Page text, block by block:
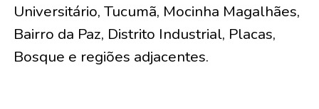
Universitário, Tucumã, Mocinha Magalhães,
Bairro da Paz, Distrito Industrial, Placas,
Bosque e regiões adjacentes.